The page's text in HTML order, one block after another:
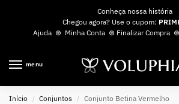
Conheça nossa história
Chegou agora? Use o cupom:
Ajuda⊛ Minha Conta⊛ Finalizar Compra⊛
menu
Início / Conjuntos / Conjunto Betina Vermelho